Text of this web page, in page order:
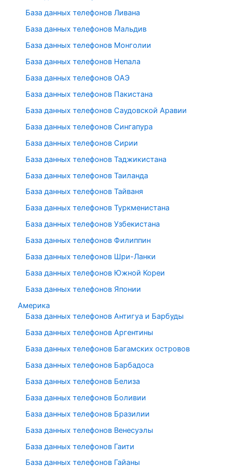
База данных телефонов Ливана
База данных телефонов Мальдив
База данных телефонов Монголии
База данных телефонов Непала
База данных телефонов ОАЭ
База данных телефонов Пакистана
База данных телефонов Саудовской Аравии
База данных телефонов Сингапура
База данных телефонов Сирии
База данных телефонов Таджикистана
База данных телефонов Таиланда
База данных телефонов Тайваня
База данных телефонов Туркменистана
База данных телефонов Узбекистана
База данных телефонов Филиппин
База данных телефонов Шри-Ланки
База данных телефонов Южной Кореи
База данных телефонов Японии
Америка
База данных телефонов Антигуа и Барбуды
База данных телефонов Аргентины
База данных телефонов Багамских островов
База данных телефонов Барбадоса
База данных телефонов Белиза
База данных телефонов Боливии
База данных телефонов Бразилии
База данных телефонов Венесуэлы
База данных телефонов Гаити
База данных телефонов Гайаны